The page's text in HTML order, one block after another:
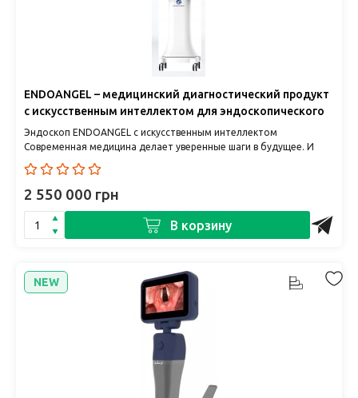
ENDOANGEL – медицинский диагностический продукт
с искусственным интеллектом для эндоскопического
контроля качества и диагностики поражений
Эндоскоп ENDOANGEL с искусственным интеллектом
Современная медицина делает уверенные шаги в будущее. И
одним из ярчайших ..
2 550 000 грн
В корзину
NEW